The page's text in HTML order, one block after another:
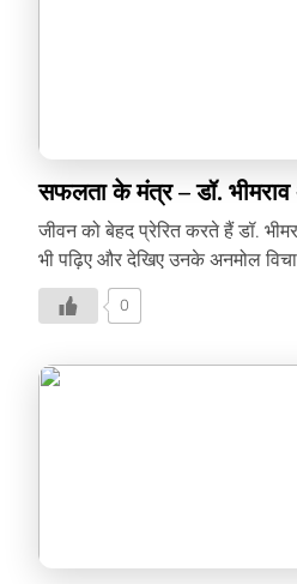
सफलता के मंत्र – डॉ.
जीवन को बेहद प्रेरित करते हैं डॉ.
भी पढ़िए और देखिए उनके अनमोल
0